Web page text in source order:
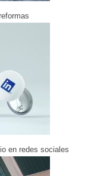
en redes sociales